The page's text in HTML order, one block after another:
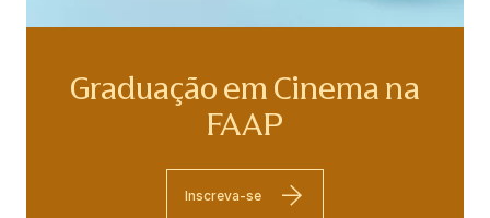
Graduação em Cinema na
FAAP
Inscreva-se